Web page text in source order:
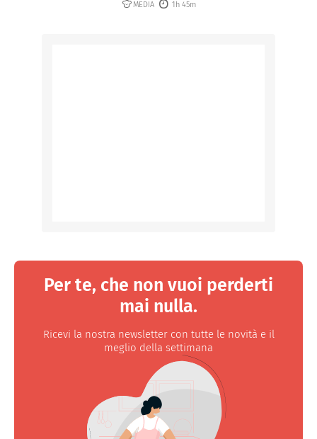
MEDIA 1h 45m
Per te, che non vuoi perderti
mai nulla.
Ricevi la nostra newsletter con tutte le novità e il
meglio della settimana